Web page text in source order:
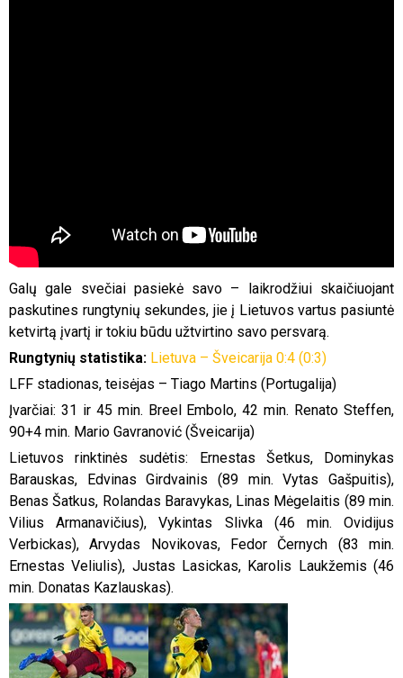
Galų gale svečiai pasiekė savo – laikrodžiui skaičiuojant
paskutines rungtynių sekundes, jie į Lietuvos vartus pasiuntė
ketvirtą įvartį ir tokiu būdu užtvirtino savo persvarą.
Rungtynių statistika: Lietuva – Šveicarija 0:4 (0:3)
LFF stadionas, teisėjas – Tiago Martins (Portugalija)
Įvarčiai: 31 ir 45 min. Breel Embolo, 42 min. Renato Steffen,
90+4 min. Mario Gavranović (Šveicarija)
Lietuvos rinktinės sudėtis: Ernestas Šetkus, Dominykas
Barauskas, Edvinas Girdvainis (89 min. Vytas Gašpuitis),
Benas Šatkus, Rolandas Baravykas, Linas Mėgelaitis (89 min.
Vilius Armanavičius), Vykintas Slivka (46 min. Ovidijus
Verbickas), Arvydas Novikovas, Fedor Černych (83 min.
Ernestas Veliulis), Justas Lasickas, Karolis Laukžemis (46
min. Donatas Kazlauskas).